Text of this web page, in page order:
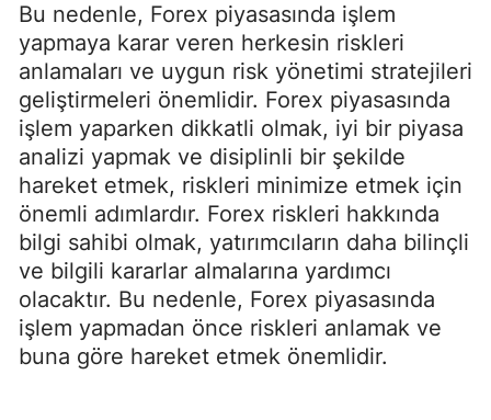
Bu nedenle, Forex piyasasında işlem
yapmaya karar veren herkesin riskleri
anlamaları ve uygun risk yönetimi stratejileri
geliştirmeleri önemlidir. Forex piyasasında
işlem yaparken dikkatli olmak, iyi bir piyasa
analizi yapmak ve disiplinli bir şekilde
hareket etmek, riskleri minimize etmek için
önemli adımlardır. Forex riskleri hakkında
bilgi sahibi olmak, yatırımcıların daha bilinçli
ve bilgili kararlar almalarına yardımcı
olacaktır. Bu nedenle, Forex piyasasında
işlem yapmadan önce riskleri anlamak ve
buna göre hareket etmek önemlidir.